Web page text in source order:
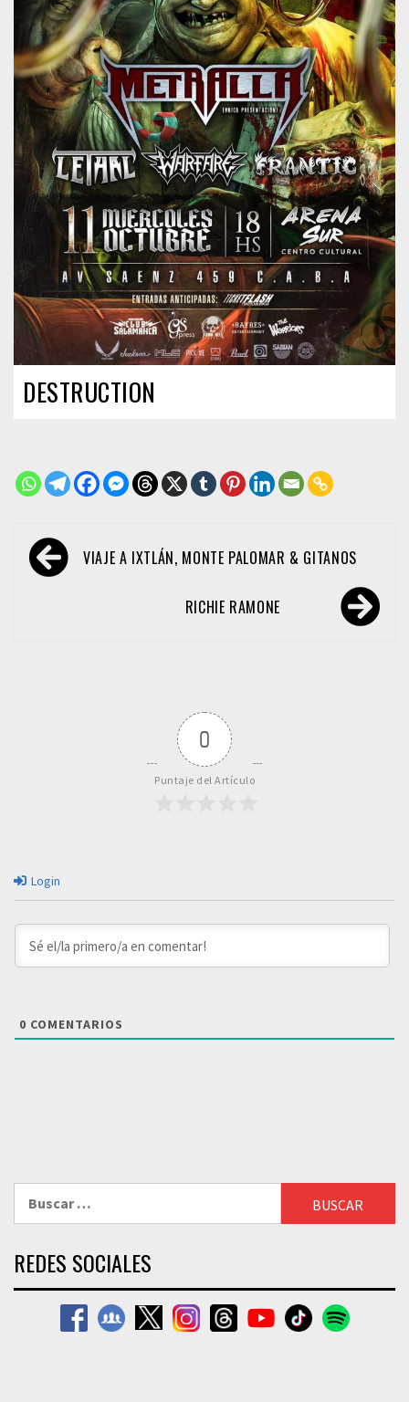
DESTRUCTION
Navegación
de VIAJE A IXTLÁN, MONTE PALOMAR & GITANOS
RICHIE RAMONE
0
Puntaje del Artículo
Login
0 COMENTARIOS
REDES SOCIALES